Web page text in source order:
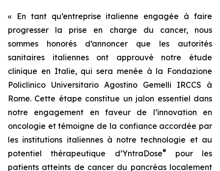
« En tant qu’entreprise italienne engagée à faire
progresser la prise en charge du cancer, nous
sommes honorés d’annoncer que les autorités
sanitaires italiennes ont approuvé notre étude
clinique en Italie, qui sera menée à la Fondazione
Policlinico Universitario Agostino Gemelli IRCCS à
Rome. Cette étape constitue un jalon essentiel dans
notre engagement en faveur de l’innovation en
oncologie et témoigne de la confiance accordée par
les institutions italiennes à notre technologie et au
potentiel thérapeutique d’YntraDose®
pour les
patients atteints de cancer du pancréas localement